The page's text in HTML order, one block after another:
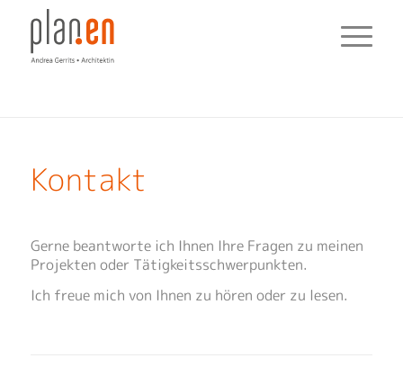
Kontakt
Gerne beantworte ich Ihnen Ihre Fragen zu meinen
Projekten oder Tätigkeitsschwerpunkten.
Ich freue mich von Ihnen zu hören oder zu lesen.